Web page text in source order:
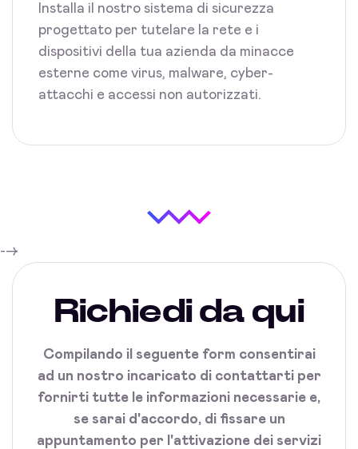
Installa il nostro sistema di sicurezza
progettato per tutelare la rete e i
dispositivi della tua azienda da minacce
esterne come virus, malware, cyber-
attacchi e accessi non autorizzati.
-->
Richiedi da qui
Compilando il seguente form consentirai
ad un nostro incaricato di contattarti per
fornirti tutte le informazioni necessarie e,
se sarai d'accordo, di fissare un
appuntamento per l'attivazione dei servizi